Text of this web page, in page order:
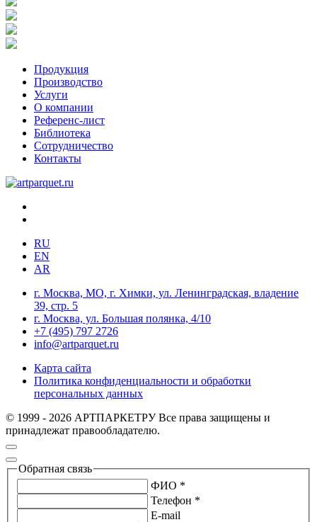
Продукция
Производство
Услуги
О компании
Референс-лист
Библиотека
Сотрудничество
Контакты
RU
EN
AR
г. Москва, МО, г. Химки, ул. Ленинградская, владение
39, стр. 5
г. Москва, ул. Большая полянка, 4/10
+7 (495) 797 2726
info@artparquet.ru
Карта сайта
Политика конфиденциальности и обработки
персональных данных
© 1999 - 2026 АРТПАРКЕТРУ Все права защищены и
принадлежат правообладателю.
Обратная связь
ФИО *
Телефон *
E-mail